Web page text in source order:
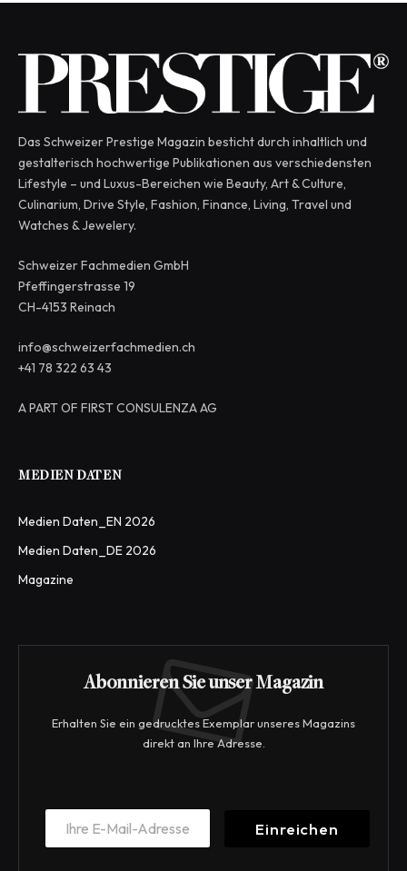
Das Schweizer Prestige Magazin besticht durch inhaltlich und
gestalterisch hochwertige Publikationen aus verschiedensten
Lifestyle – und Luxus-Bereichen wie Beauty, Art & Culture,
Culinarium, Drive Style, Fashion, Finance, Living, Travel und
Watches & Jewelery.
Schweizer Fachmedien GmbH
Pfeffingerstrasse 19
CH-4153 Reinach
info@schweizerfachmedien.ch
+41 78 322 63 43
A PART OF FIRST CONSULENZA AG
MEDIEN DATEN
Medien Daten_EN 2026
Medien Daten_DE 2026
Magazine
Abonnieren Sie unser Magazin
Erhalten Sie ein gedrucktes Exemplar unseres Magazins
direkt an Ihre Adresse.
E
a
Einreichen